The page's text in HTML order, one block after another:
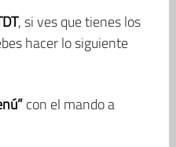
, si ves que tienes los
hacer lo siguiente
con el mando a